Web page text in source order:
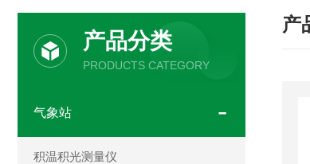
产品分类
PRODUCTS CATEGORY
气象站
积温积光测量仪
产